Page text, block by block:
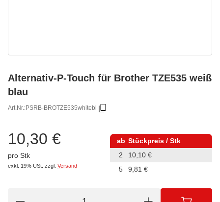
Alternativ-P-Touch für Brother TZE535 weiß
blau
Art.Nr.:PSRB-BROTZE535whitebl
10,30 €
pro Stk
exkl. 19% USt. zzgl. Versand
ab Stückpreis / Stk
2
10,10 €
5
9,81 €